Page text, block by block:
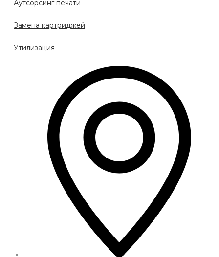
Аутсорсинг печати
Замена картриджей
Утилизация